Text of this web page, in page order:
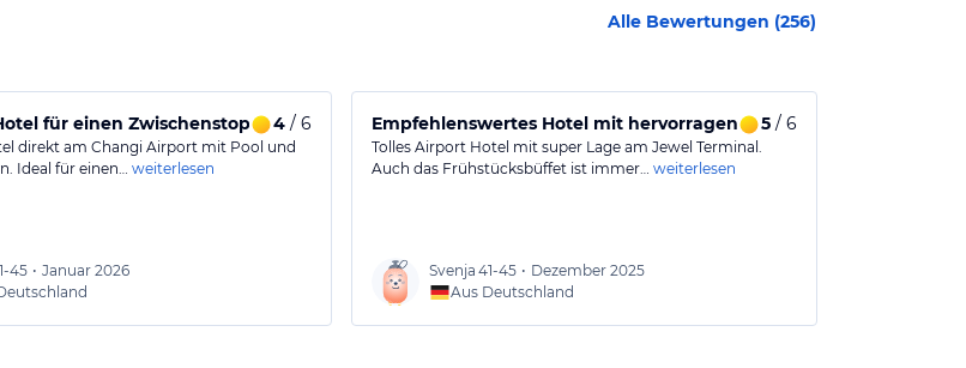
Alle Bewertungen (256)
für einen Zwischenstopp am Changi Airport
4/ 6
direkt am Changi Airport mit Pool und
Ideal für einen… weiterlesen
45 • Januar 2026
Empfehlenswertes Hotel mit hervorragender Lage am Flughafen
5/ 6
Tolles Airport Hotel mit super Lage am Jewel Terminal.
Auch das Frühstücksbüffet ist immer… weiterlesen
Svenja 41-45 • Dezember 2025
Aus Deutschland